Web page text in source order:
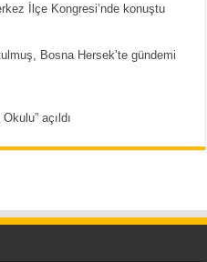
İlçe Kongresi’nde konuştu
Bosna Hersek’te gündemi
açıldı